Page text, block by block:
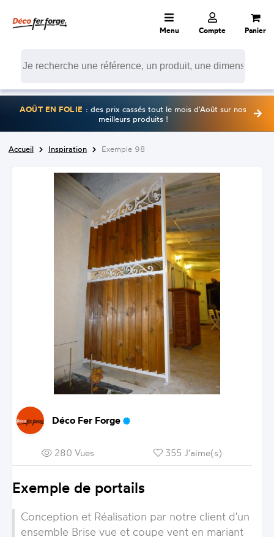
Menu Compte Panier
AOÛT EN FOLIE : des prix cassés tout le mois d'Août sur nos
meilleurs produits !
Accueil Inspiration Exemple 98
Déco Fer Forge
280 Vues 355 J'aime(s)
Exemple de portails
Conception et Réalisation par notre client d'un
ensemble Brise vue et coupe vent en mariant